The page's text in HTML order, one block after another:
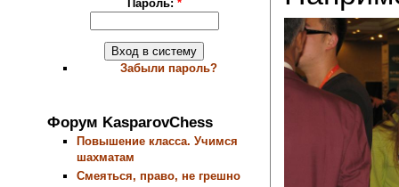
Пароль: *
Забыли пароль?
Форум KasparovChess
Повышение класса. Учимся
шахматам
Смеяться, право, не грешно